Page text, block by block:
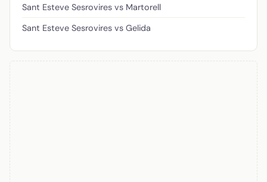
Sant Esteve Sesrovires vs Martorell
Sant Esteve Sesrovires vs Gelida